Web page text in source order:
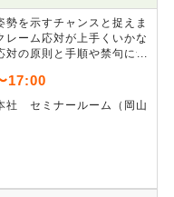
を示すチャンスと捉えま
レーム応対が上手くいかな
の原則と手順や禁句につ
の多い方にお勧めの研修
17:00
社 セミナールーム（岡山